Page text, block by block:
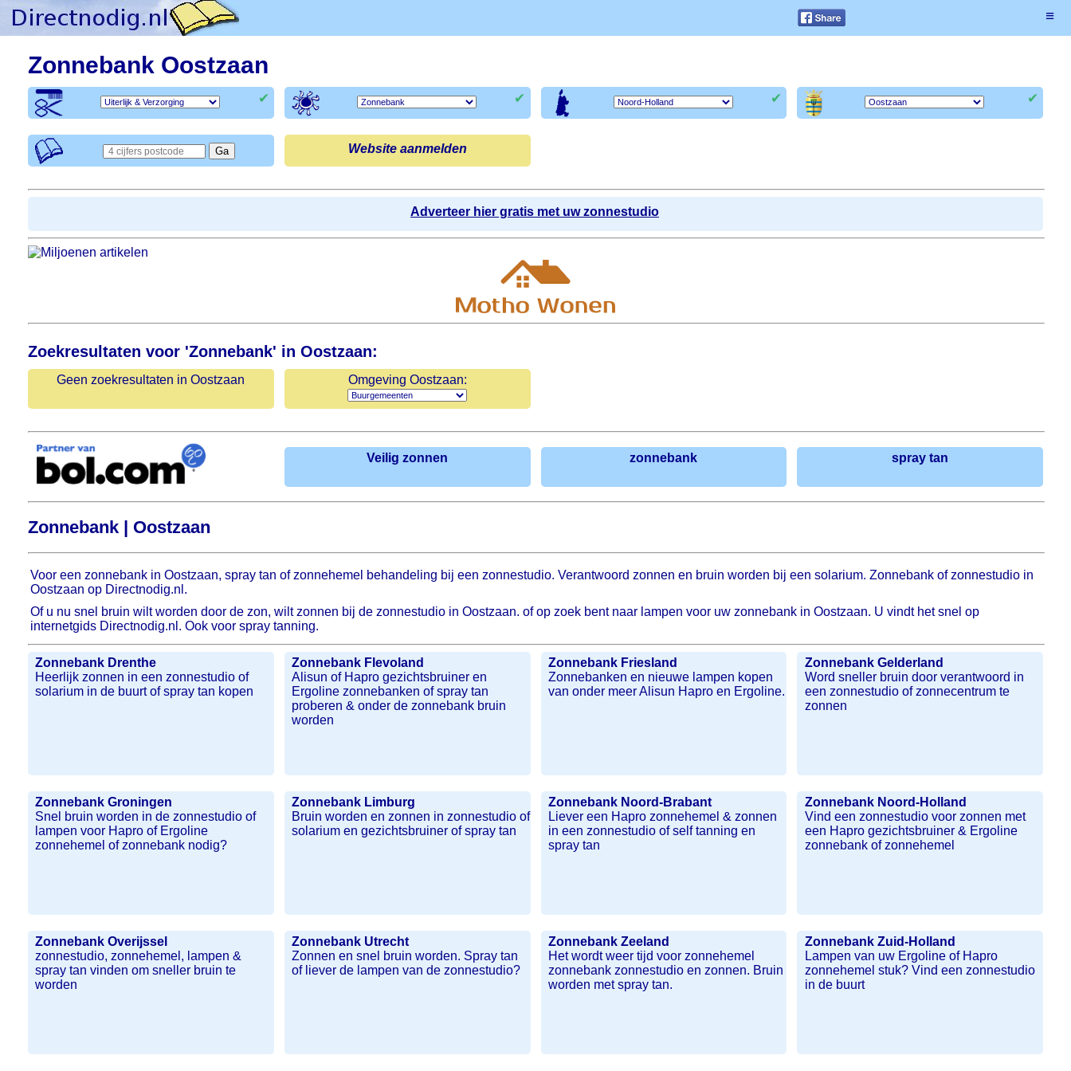
Zonnebank Oostzaan
✔ ✔ ✔ ✔
Website aanmelden
Adverteer hier gratis met uw zonnestudio
Zoekresultaten voor 'Zonnebank' in Oostzaan:
Geen zoekresultaten in Oostzaan Omgeving Oostzaan:
Veilig zonnen zonnebank spray tan
Zonnebank | Oostzaan
Voor een zonnebank in Oostzaan, spray tan of zonnehemel behandeling bij een zonnestudio. Verantwoord zonnen en bruin worden bij een solarium. Zonnebank of zonnestudio in
Oostzaan op Directnodig.nl.
Of u nu snel bruin wilt worden door de zon, wilt zonnen bij de zonnestudio in Oostzaan. of op zoek bent naar lampen voor uw zonnebank in Oostzaan. U vindt het snel op
internetgids Directnodig.nl. Ook voor spray tanning.
Zonnebank Drenthe
Heerlijk zonnen in een zonnestudio of
solarium in de buurt of spray tan kopen
Zonnebank Flevoland
Alisun of Hapro gezichtsbruiner en
Ergoline zonnebanken of spray tan
proberen & onder de zonnebank bruin
worden
Zonnebank Friesland
Zonnebanken en nieuwe lampen kopen
van onder meer Alisun Hapro en Ergoline.
Zonnebank Gelderland
Word sneller bruin door verantwoord in
een zonnestudio of zonnecentrum te
zonnen
Zonnebank Groningen
Snel bruin worden in de zonnestudio of
lampen voor Hapro of Ergoline
zonnehemel of zonnebank nodig?
Zonnebank Limburg
Bruin worden en zonnen in zonnestudio of
solarium en gezichtsbruiner of spray tan
Zonnebank Noord-Brabant
Liever een Hapro zonnehemel & zonnen
in een zonnestudio of self tanning en
spray tan
Zonnebank Noord-Holland
Vind een zonnestudio voor zonnen met
een Hapro gezichtsbruiner & Ergoline
zonnebank of zonnehemel
Zonnebank Overijssel
zonnestudio, zonnehemel, lampen &
spray tan vinden om sneller bruin te
worden
Zonnebank Utrecht
Zonnen en snel bruin worden. Spray tan
of liever de lampen van de zonnestudio?
Zonnebank Zeeland
Het wordt weer tijd voor zonnehemel
zonnebank zonnestudio en zonnen. Bruin
worden met spray tan.
Zonnebank Zuid-Holland
Lampen van uw Ergoline of Hapro
zonnehemel stuk? Vind een zonnestudio
in de buurt
≡